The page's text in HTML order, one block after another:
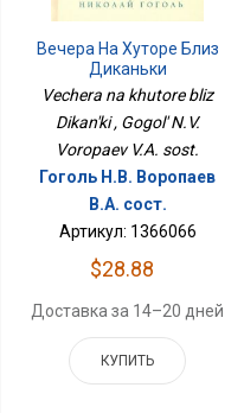
Вечера На Хуторе Близ
Диканьки
Vechera na khutore bliz
Dikan'ki , Gogol' N.V.
Voropaev V.A. sost.
Гоголь Н.В. Воропаев
В.А. сост.
Артикул: 1366066
$28.88
Доставка за 14–20 дней
КУПИТЬ